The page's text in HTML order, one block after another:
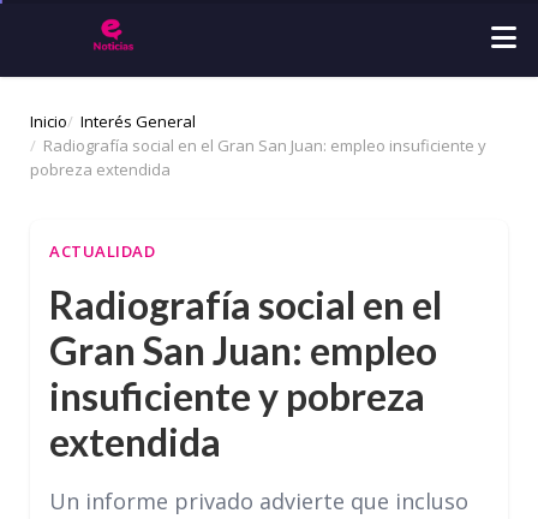
Inicio
Interés General
Radiografía social en el Gran San Juan: empleo insuficiente y
pobreza extendida
ACTUALIDAD
Radiografía social en el
Gran San Juan: empleo
insuficiente y pobreza
extendida
Un informe privado advierte que incluso